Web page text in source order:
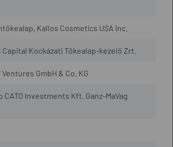
Kallos Cosmetics USA Inc.
Capital Kockázati Tőkealap-kezelő Zrt.
GmbH & Co. KG
Investments Kft. Ganz-MaVag